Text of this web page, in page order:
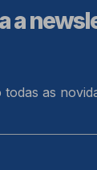
a
as